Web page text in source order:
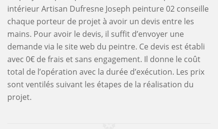
intérieur Artisan Dufresne Joseph peinture 02 conseille
chaque porteur de projet à avoir un devis entre les
mains. Pour avoir le devis, il suffit d’envoyer une
demande via le site web du peintre. Ce devis est établi
avec 0€ de frais et sans engagement. Il donne le coût
total de l’opération avec la durée d’exécution. Les prix
sont ventilés suivant les étapes de la réalisation du
projet.